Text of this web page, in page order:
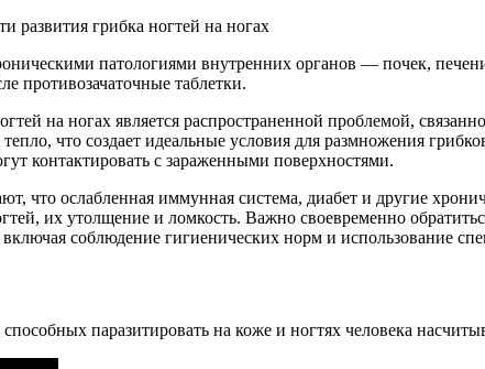
патологиями внутренних органов — почек,
противозачаточные таблетки.
на ногах является распространенной проблемой,
что создает идеальные условия для размножения
контактировать с зараженными поверхностями.
что ослабленная иммунная система, диабет и другие
их утолщение и ломкость. Важно своевременно
соблюдение гигиенических норм и использование
паразитировать на коже и ногтях человека